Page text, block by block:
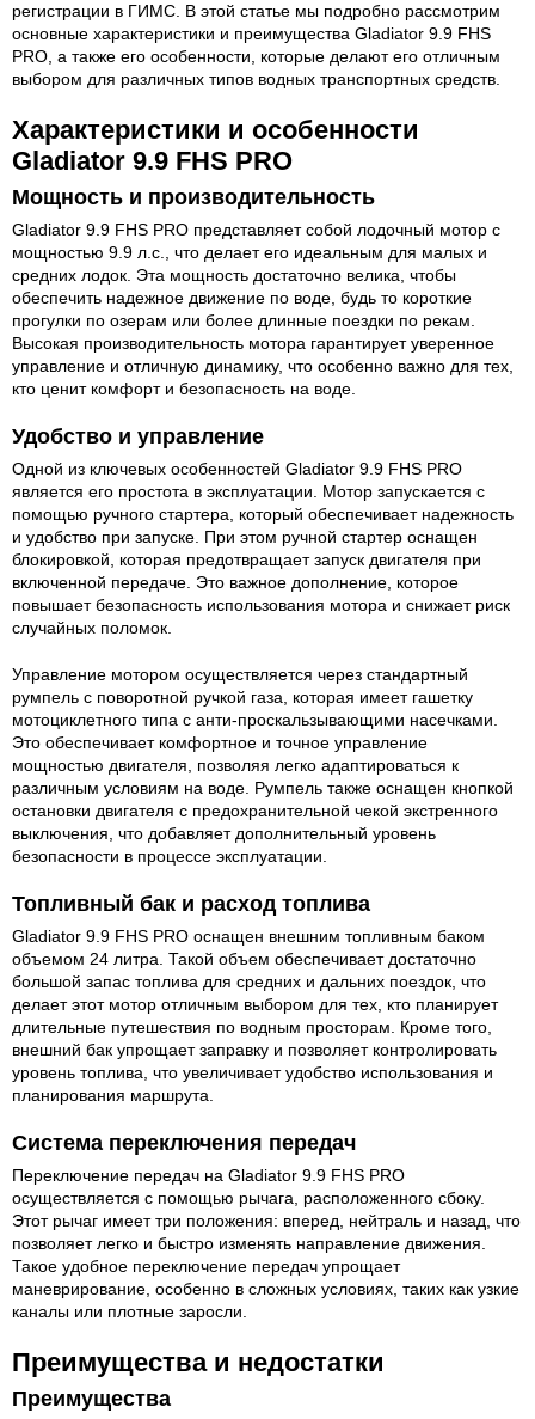
регистрации в ГИМС. В этой статье мы подробно рассмотрим
основные характеристики и преимущества Gladiator 9.9 FHS
PRO, а также его особенности, которые делают его отличным
выбором для различных типов водных транспортных средств.
Характеристики и особенности
Gladiator 9.9 FHS PRO
Мощность и производительность
Gladiator 9.9 FHS PRO представляет собой лодочный мотор с
мощностью 9.9 л.с., что делает его идеальным для малых и
средних лодок. Эта мощность достаточно велика, чтобы
обеспечить надежное движение по воде, будь то короткие
прогулки по озерам или более длинные поездки по рекам.
Высокая производительность мотора гарантирует уверенное
управление и отличную динамику, что особенно важно для тех,
кто ценит комфорт и безопасность на воде.
Удобство и управление
Одной из ключевых особенностей Gladiator 9.9 FHS PRO
является его простота в эксплуатации. Мотор запускается с
помощью ручного стартера, который обеспечивает надежность
и удобство при запуске. При этом ручной стартер оснащен
блокировкой, которая предотвращает запуск двигателя при
включенной передаче. Это важное дополнение, которое
повышает безопасность использования мотора и снижает риск
случайных поломок.
Управление мотором осуществляется через стандартный
румпель с поворотной ручкой газа, которая имеет гашетку
мотоциклетного типа с анти-проскальзывающими насечками.
Это обеспечивает комфортное и точное управление
мощностью двигателя, позволяя легко адаптироваться к
различным условиям на воде. Румпель также оснащен кнопкой
остановки двигателя с предохранительной чекой экстренного
выключения, что добавляет дополнительный уровень
безопасности в процессе эксплуатации.
Топливный бак и расход топлива
Gladiator 9.9 FHS PRO оснащен внешним топливным баком
объемом 24 литра. Такой объем обеспечивает достаточно
большой запас топлива для средних и дальних поездок, что
делает этот мотор отличным выбором для тех, кто планирует
длительные путешествия по водным просторам. Кроме того,
внешний бак упрощает заправку и позволяет контролировать
уровень топлива, что увеличивает удобство использования и
планирования маршрута.
Система переключения передач
Переключение передач на Gladiator 9.9 FHS PRO
осуществляется с помощью рычага, расположенного сбоку.
Этот рычаг имеет три положения: вперед, нейтраль и назад, что
позволяет легко и быстро изменять направление движения.
Такое удобное переключение передач упрощает
маневрирование, особенно в сложных условиях, таких как узкие
каналы или плотные заросли.
Преимущества и недостатки
Преимущества